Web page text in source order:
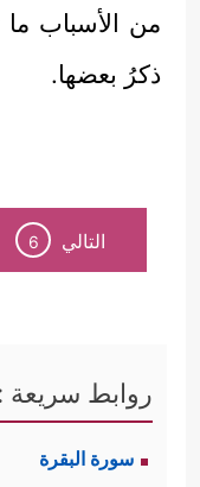
من الأسباب
ذكرُ بعضها.
التالي 6
روابط سريعة
سورة البقرة